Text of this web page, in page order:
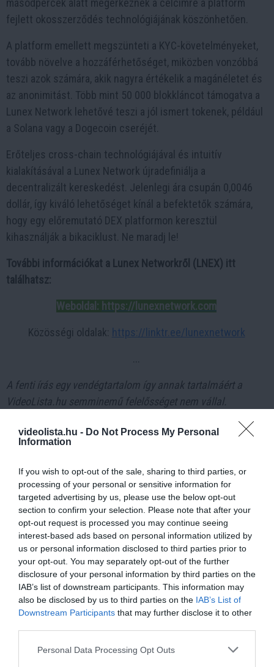
videolista.hu - Do Not Process My Personal
Information
If you wish to opt-out of the sale, sharing to third parties, or
processing of your personal or sensitive information for
targeted advertising by us, please use the below opt-out
section to confirm your selection. Please note that after your
opt-out request is processed you may continue seeing
interest-based ads based on personal information utilized by
us or personal information disclosed to third parties prior to
your opt-out. You may separately opt-out of the further
disclosure of your personal information by third parties on the
IAB’s list of downstream participants. This information may
also be disclosed by us to third parties on the IAB’s List of
Downstream Participants that may further disclose it to other
Please note that this website/app uses one or more Google
Personal Data Processing Opt Outs
másodpercek alatt megérkeznek a célcímre a platform
fejlett okosszerződés technológiájának köszönhetően.
A platform emellett megszünteti a KYC-követelményeket,
tovább növelve a hozzáférhetőséget, miközben vonzóbbá
teszi azok számára, akik nagyra értékelik a magánéletet és
az anonimitást. Több mint 50 000 blokkláncot támogatva a
Lunex Network lehetővé teszi a jól ismert tokenek, például
a Solana vagy a Dogecoin cseréjét.
Erőteljes cross-chain technológiájával és intuitív
kialakításával a Lunex Network újradefiniálja a
decentralizált kereskedést. Jelenlegi ára csupán 0,0046
dollár, így kiváló lehetőséget kínál a befektetők számára,
hogy egy előremutató DEX platformon keresztül
kihasználják a bikaciklust. Ne maradj le!
További információkat a Lunex Networkről (LNEX) itt
találhatsz:
Weboldal: https://lunexnetwork.com
Közösségi oldalak: https://linktr.ee/lunexnetwork
A fenti írás egy vendégtartalom így annak tartalmáért a
VideoLista.hu semminemű felelősséget nem vállal.
tanácsadásnak, befektetési ajánlásnak, értékpapír /
eladására vonatkozó felhívásnak, azok kizárólag
tájékoztatásul szolgálnak. Minden befektetés esetében
kiemelten fontos az azt megalapozó információk és
lehetőségek széleskörű megismerése. Fektessen be
megfontoltan, járjon el pénzügyeiben felelősségteljesen! A
kriptovaluta befektetések kockázata és volatilitása
kiemelkedően magas.
26 min